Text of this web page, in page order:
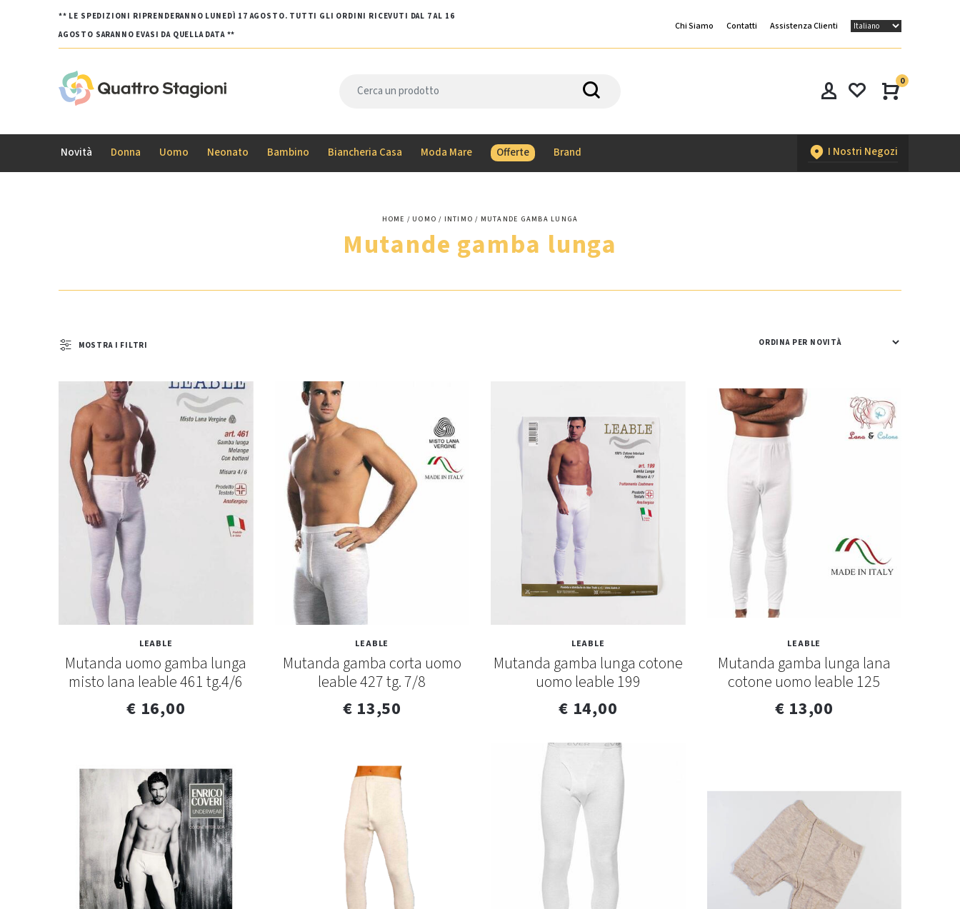
** LE SPEDIZIONI RIPRENDERANNO LUNEDÌ 17 AGOSTO. TUTTI GLI ORDINI RICEVUTI DAL 7 AL 16
AGOSTO SARANNO EVASI DA QUELLA DATA **
Chi Siamo Contatti Assistenza Clienti
0
Novità Donna Uomo Neonato Bambino Biancheria Casa Moda Mare Offerte Brand I Nostri Negozi
HOME UOMO INTIMO MUTANDE GAMBA LUNGA
Mutande gamba lunga
MOSTRA I FILTRI
LEABLE
Mutanda uomo gamba lunga
misto lana leable 461 tg.4/6
€ 16,00
LEABLE
Mutanda gamba corta uomo
leable 427 tg. 7/8
€ 13,50
LEABLE
Mutanda gamba lunga cotone
uomo leable 199
€ 14,00
LEABLE
Mutanda gamba lunga lana
cotone uomo leable 125
€ 13,00